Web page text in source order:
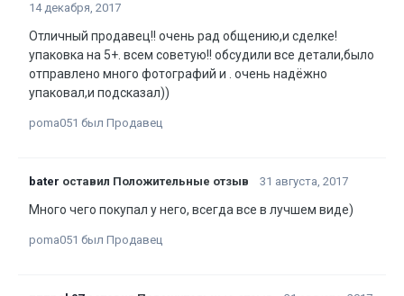
14 декабря, 2017
Отличный продавец!! очень рад общению,и сделке!
упаковка на 5+. всем советую!! обсудили все детали,было
отправлено много фотографий и . очень надёжно
упаковал,и подсказал))
poma051 был Продавец
bater оставил Положительные отзыв 31 августа, 2017
Много чего покупал у него, всегда все в лучшем виде)
poma051 был Продавец